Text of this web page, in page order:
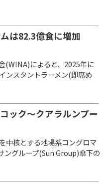
は82.3億食に増加
(WINA)によると、2025年に
ンスタントラーメン(即席め
ック～クアラルンプー
中核とする地場系コングロマ
ングループ(Sun Group)傘下の